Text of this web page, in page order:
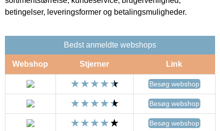
betingelser, leveringsformer og betalingsmuligheder.
Bedst anmeldte webshops
Webshop Stjerner Link
Besøg webshop
Besøg webshop
Besøg webshop